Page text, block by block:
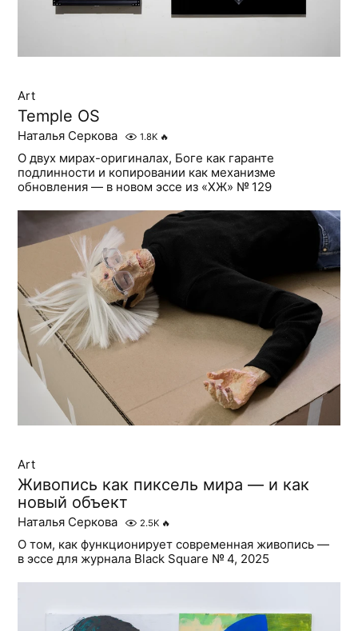
Art
Temple OS
Наталья Серкова 1.8K 🔥
О двух мирах-оригиналах, Боге как гаранте
подлинности и копировании как механизме
обновления — в новом эссе из «ХЖ» № 129
Art
Живопись как пиксель мира — и как
новый объект
Наталья Серкова 2.5K 🔥
О том, как функционирует современная живопись —
в эссе для журнала Black Square № 4, 2025